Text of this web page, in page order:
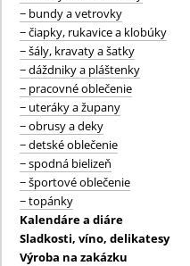
− bundy a vetrovky
− čiapky, rukavice a klobúky
− šály, kravaty a šatky
− dáždniky a pláštenky
− pracovné oblečenie
− uteráky a župany
− obrusy a deky
− detské oblečenie
− spodná bielizeň
− športové oblečenie
− topánky
Kalendáre a diáre
Sladkosti, víno, delikatesy
Výroba na zakázku